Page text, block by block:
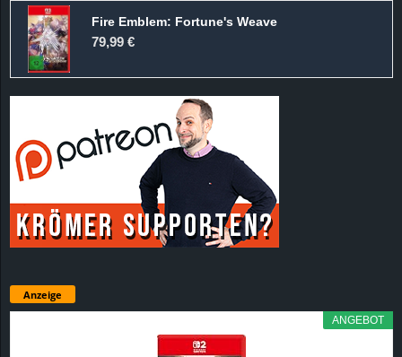
Fire Emblem: Fortune's Weave
79,99 €
Anzeige
ANGEBOT